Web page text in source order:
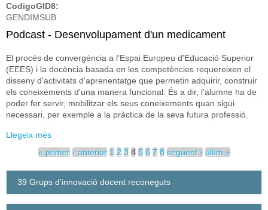
CodigoGID8:
GENDIMSUB
Podcast - Desenvolupament d'un medicament
El procés de convergència a l'Espai Europeu d'Educació Superior
(EEES) i la docència basada en les competències requereixen el
disseny d'activitats d'aprenentatge que permetin adquirir, construir
els coneixements d'una manera funcional. És a dir, l'alumne ha de
poder fer servir, mobilitzar els seus coneixements quan sigui
necessari, per exemple a la pràctica de la seva futura professió.
Llegeix més
Pàgines« primer ‹ anterior 1 2 3 4 5 6 7 8 següent › últim »
39 Grups d'innovació docent reconeguts